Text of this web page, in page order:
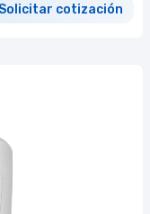
Solicitar cotización